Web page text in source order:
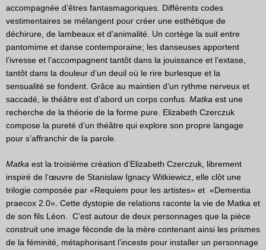
accompagnée d’êtres fantasmagoriques. Différents codes
vestimentaires se mélangent pour créer une esthétique de
déchirure, de lambeaux et d’animalité. Un cortège la suit entre
pantomime et danse contemporaine; les danseuses apportent
l’ivresse et l’accompagnent tantôt dans la jouissance et l’extase,
tantôt dans la douleur d’un deuil où le rire burlesque et la
sensualité se fondent. Grâce au maintien d’un rythme nerveux et
saccadé, le théâtre est d’abord un corps confus. Matka est une
recherche de la théorie de la forme pure. Elizabeth Czerczuk
compose la pureté d’un théâtre qui explore son propre langage
pour s’affranchir de la parole.
Matka est la troisième création d’Elizabeth Czerczuk, librement
inspiré de l’œuvre de Stanislaw Ignacy Witkiewicz, elle clôt une
trilogie composée par «Requiem pour les artistes» et «Dementia
praecox 2.0». Cette dystopie de relations raconte la vie de Matka et
de son fils Léon. C’est autour de deux personnages que la pièce
construit une image féconde de la mère contenant ainsi les prismes
de la féminité, métaphorisant l’inceste pour installer un personnage